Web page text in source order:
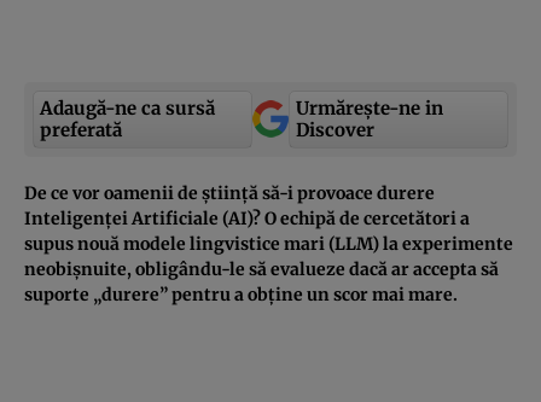
Adaugă-ne ca sursă
preferată
Urmărește-ne in
Discover
De ce vor oamenii de știință să-i provoace durere
Inteligenței Artificiale (AI)? O echipă de cercetători a
supus nouă modele lingvistice mari (LLM) la experimente
neobișnuite, obligându-le să evalueze dacă ar accepta să
suporte „durere” pentru a obține un scor mai mare.